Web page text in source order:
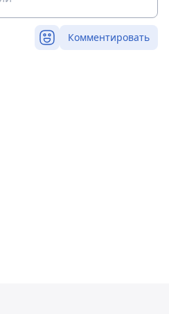
Комментировать